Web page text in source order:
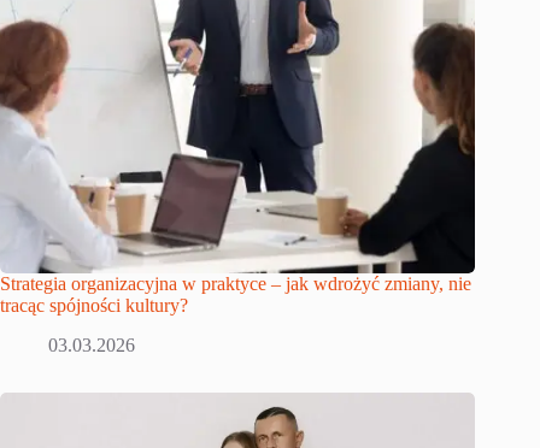
Strategia organizacyjna w praktyce – jak wdrożyć zmiany, nie
tracąc spójności kultury?
03.03.2026